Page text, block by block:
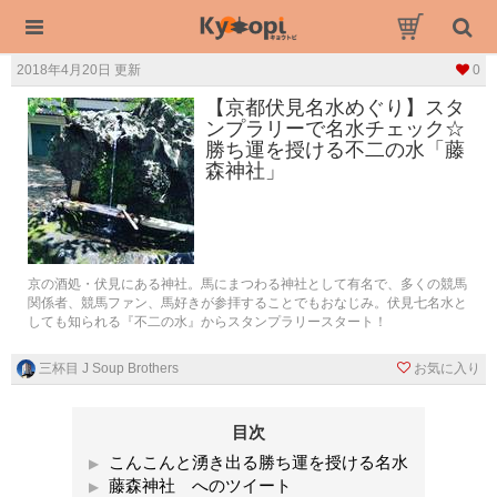
2018年4月20日 更新 0
【京都伏見名水めぐり】スタ
ンプラリーで名水チェック☆
勝ち運を授ける不二の水「藤
森神社」
京の酒処・伏見にある神社。馬にまつわる神社として有名で、多くの競馬
関係者、競馬ファン、馬好きが参拝することでもおなじみ。伏見七名水と
しても知られる『不二の水』からスタンプラリースタート！
三杯目 J Soup Brothers お気に入り
目次
こんこんと湧き出る勝ち運を授ける名水
藤森神社 へのツイート